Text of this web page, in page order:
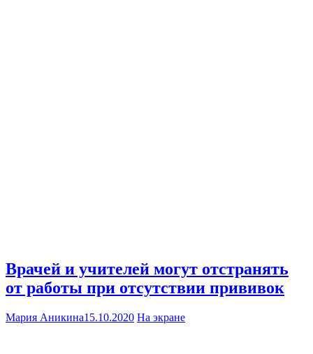
Врачей и учителей могут отстранять
от работы при отсутствии прививок
Мария Аникина15.10.2020 На экране